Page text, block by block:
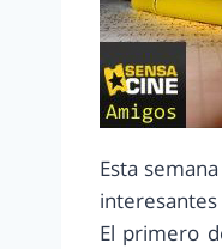
Esta
El primero